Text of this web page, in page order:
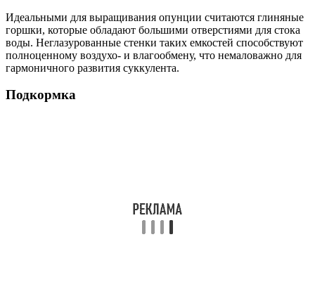
Идеальными для выращивания опунции считаются глиняные
горшки, которые обладают большими отверстиями для стока
воды. Неглазурованные стенки таких емкостей способствуют
полноценному воздухо- и влагообмену, что немаловажно для
гармоничного развития суккулента.
Подкормка